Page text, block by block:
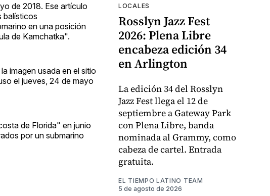
de 2018. Ese artículo
balísticos
en una posición
de Kamchatka".
imagen usada en el sitio
el jueves, 24 de mayo
de Florida" en junio
por un submarino
LOCALES
Rosslyn Jazz Fest
2026: Plena Libre
encabeza edición 34
en Arlington
La edición 34 del Rosslyn
Jazz Fest llega el 12 de
septiembre a Gateway Park
con Plena Libre, banda
nominada al Grammy, como
cabeza de cartel. Entrada
gratuita.
EL TIEMPO LATINO TEAM
5 de agosto de 2026